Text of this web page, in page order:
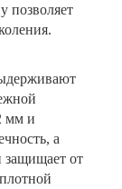
позволяет
мм и
а
защищает от